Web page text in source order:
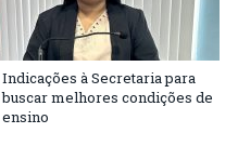
Indicações à Secretaria para
buscar melhores condições de
ensino